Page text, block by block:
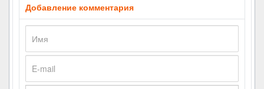
Добавление комментария